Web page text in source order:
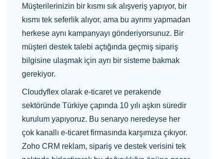
Müşterilerinizin bir kısmı sık alışveriş yapıyor, bir
kısmı tek seferlik alıyor, ama bu ayrımı yapmadan
herkese aynı kampanyayı gönderiyorsunuz. Bir
müşteri destek talebi açtığında geçmiş sipariş
bilgisine ulaşmak için ayrı bir sisteme bakmak
gerekiyor.
Cloudyflex olarak e-ticaret ve perakende
sektöründe Türkiye çapında 10 yılı aşkın süredir
kurulum yapıyoruz. Bu senaryo neredeyse her
çok kanallı e-ticaret firmasında karşımıza çıkıyor.
Zoho CRM reklam, sipariş ve destek verisini tek